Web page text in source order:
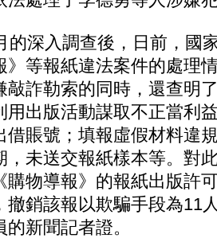
深入調查後，日前，國
》等報紙違法案件的處理
敲詐勒索的同時，還查明
用出版活動謀取不正當利
借賬號；填報虛假材料違
，未送交報紙樣本等。對
購物導報》的報紙出版許
撤銷該報以欺騙手段為11
新聞記者證。